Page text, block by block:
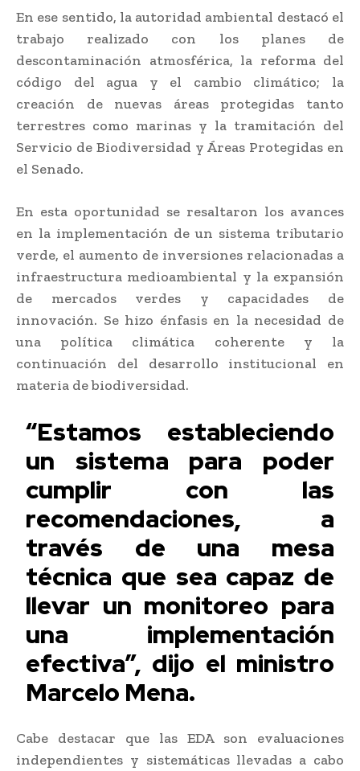
En ese sentido, la autoridad ambiental destacó el
trabajo realizado con los planes de
descontaminación atmosférica, la reforma del
código del agua y el cambio climático; la
creación de nuevas áreas protegidas tanto
terrestres como marinas y la tramitación del
Servicio de Biodiversidad y Áreas Protegidas en
el Senado.
En esta oportunidad se resaltaron los avances
en la implementación de un sistema tributario
verde, el aumento de inversiones relacionadas a
infraestructura medioambiental y la expansión
de mercados verdes y capacidades de
innovación. Se hizo énfasis en la necesidad de
una política climática coherente y la
continuación del desarrollo institucional en
materia de biodiversidad.
“Estamos estableciendo
un sistema para poder
cumplir con las
recomendaciones, a
través de una mesa
técnica que sea capaz de
llevar un monitoreo para
una implementación
efectiva”, dijo el ministro
Marcelo Mena.
Cabe destacar que las EDA son evaluaciones
independientes y sistemáticas llevadas a cabo